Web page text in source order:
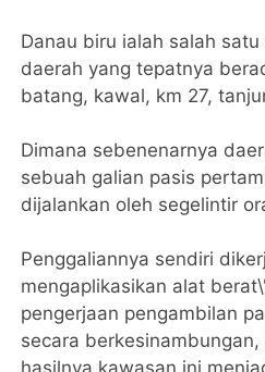
Danau biru ialah salah
daerah yang tepatnya
batang, kawal, km 27,
Dimana sebenenarnya
sebuah galian pasis
dijalankan oleh segelintir
Penggaliannya sendiri
mengaplikasikan alat
pengerjaan pengambilan
secara